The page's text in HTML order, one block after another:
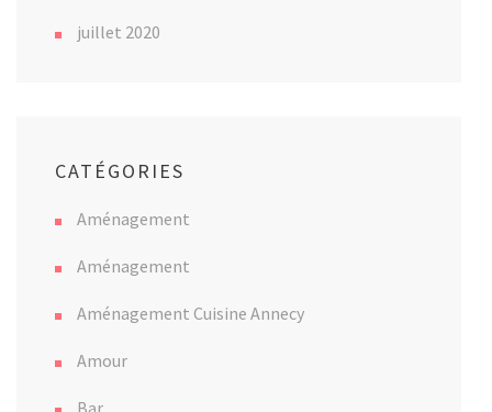
juillet 2020
CATÉGORIES
Aménagement
Aménagement
Aménagement Cuisine Annecy
Amour